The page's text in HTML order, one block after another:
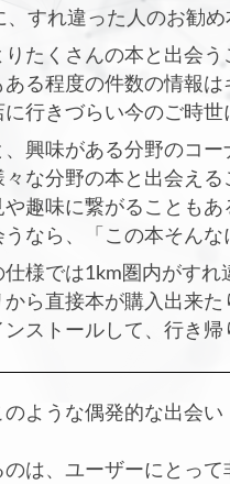
すれ違った人のお勧め
たくさんの本と出会う
る程度の件数の情報は
行きづらい今のご時世
興味がある分野のコー
な分野の本と出会える
趣味に繋がることもあ
なら、「この本そん
様では1km圏内がすれ
ら直接本が購入出来た
ストールして、行き
ような偶発的な出会い
は、ユーザーにとって